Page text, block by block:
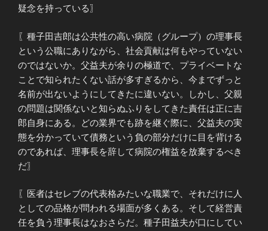
疑念を持っている〗
〖種子田吉郎は公共性の高い病院（グループ）の理事長
という公職にありながら、社会貢献は何もやっていない
のではないか。父益夫が余りの極道で、プライベートな
ことで知られたくない話が多すぎるから、今までずっと
名前が出ないようにしてきたに違いない。しかし、父親
の問題は関係ないと知らぬふりをしてきた責任は正に吉
郎自身にある。どの業界でも跡を継ぐ際に、父益夫の実
態を分かっていて債務という負の部分だけに目を背ける
のであれば、理事長を辞して病院の権益を放棄するべき
だ〗
〖医者はセレブの代表格みたいな職業で、それだけに人
としての品格が問われる場面が多くある。そして経営責
任を負う理事長はなおさらだ。種子田益夫が口にしてい